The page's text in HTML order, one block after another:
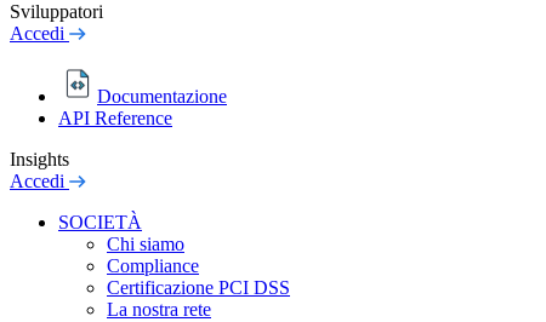
Sviluppatori
Accedi
Documentazione
API Reference
Insights
Accedi
SOCIETÀ
Chi siamo
Compliance
Certificazione PCI DSS
La nostra rete